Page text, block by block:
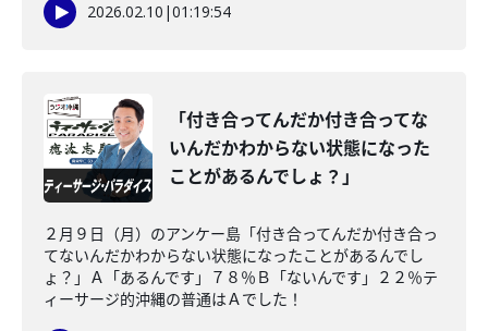
2026.02.10 |01:19:54
「付き合ってんだか付き合ってな
いんだかわからない状態になった
ことがあるんでしょ？」
２月９日（月）のアンケー島「付き合ってんだか付き合っ
てないんだかわからない状態になったことがあるんでし
ょ？」Ａ「あるんです」７８％Ｂ「ないんです」２２％テ
ィーサージ的沖縄の普通はＡでした！